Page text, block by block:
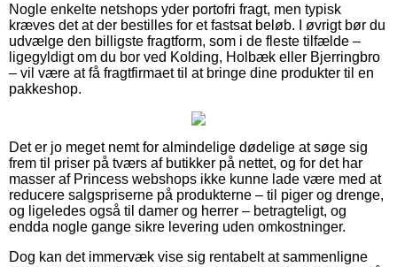
Nogle enkelte netshops yder portofri fragt, men typisk
kræves det at der bestilles for et fastsat beløb. I øvrigt bør du
udvælge den billigste fragtform, som i de fleste tilfælde –
ligegyldigt om du bor ved Kolding, Holbæk eller Bjerringbro
– vil være at få fragtfirmaet til at bringe dine produkter til en
pakkeshop.
Det er jo meget nemt for almindelige dødelige at søge sig
frem til priser på tværs af butikker på nettet, og for det har
masser af Princess webshops ikke kunne lade være med at
reducere salgspriserne på produkterne – til piger og drenge,
og ligeledes også til damer og herrer – betragteligt, og
endda nogle gange sikre levering uden omkostninger.
Dog kan det immervæk vise sig rentabelt at sammenligne